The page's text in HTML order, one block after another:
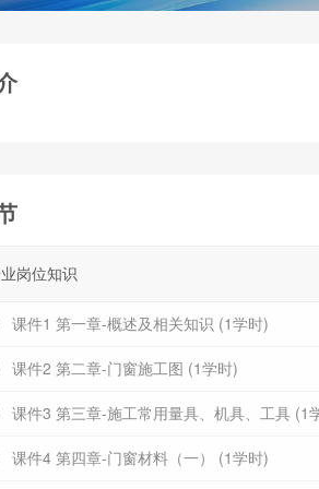
岗位知识
课件1 第一章-概述及相关知识 (1学时)
课件2 第二章-门窗施工图 (1学时)
课件3 第三章-施工常用量具、机具、工具 (1
课件4 第四章-门窗材料（一） (1学时)